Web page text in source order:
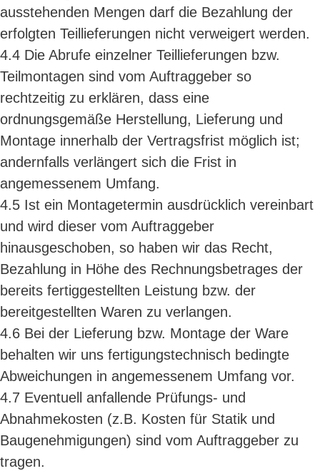
ausstehenden Mengen darf die Bezahlung der
erfolgten Teillieferungen nicht verweigert werden.
4.4 Die Abrufe einzelner Teillieferungen bzw.
Teilmontagen sind vom Auftraggeber so
rechtzeitig zu erklären, dass eine
ordnungsgemäße Herstellung, Lieferung und
Montage innerhalb der Vertragsfrist möglich ist;
andernfalls verlängert sich die Frist in
angemessenem Umfang.
4.5 Ist ein Montagetermin ausdrücklich vereinbart
und wird dieser vom Auftraggeber
hinausgeschoben, so haben wir das Recht,
Bezahlung in Höhe des Rechnungsbetrages der
bereits fertiggestellten Leistung bzw. der
bereitgestellten Waren zu verlangen.
4.6 Bei der Lieferung bzw. Montage der Ware
behalten wir uns fertigungstechnisch bedingte
Abweichungen in angemessenem Umfang vor.
4.7 Eventuell anfallende Prüfungs- und
Abnahmekosten (z.B. Kosten für Statik und
Baugenehmigungen) sind vom Auftraggeber zu
tragen.